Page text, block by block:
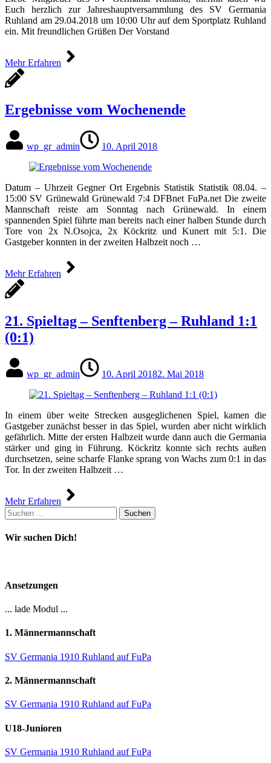
Euch herzlich zur Jahreshauptversammlung des SV Germania
Ruhland am 29.04.2018 um 10:00 Uhr auf dem Sportplatz Ruhland
ein. Mit freundlichen Grüßen Der Vorstand
Mehr Erfahren
Ergebnisse vom Wochenende
wp_gr_admin 10. April 2018
Datum – Uhrzeit Gegner Ort Ergebnis Statistik Statistik 08.04. –
15:00 SV Grünewald Grünewald 7:4 DFBnet FuPa.net Die zweite
Mannschaft reiste am Sonntag nach Grünewald. In einem
spannenden Spiel führte man bereits nach einer halben Stunde durch
Tore von 2x N.Osojca, 2x Köckritz und Kunert mit 5:1. Die
Gastgeber konnten in der zweiten Halbzeit noch …
Mehr Erfahren
21. Spieltag – Senftenberg – Ruhland 1:1
(0:1)
wp_gr_admin 10. April 20182. Mai 2018
In einem über weite Strecken ausgeglichenen Spiel, kamen die
Gastgeber zunächst besser in das Spiel, wurden aber nicht wirklich
gefährlich. Mitte der ersten Halbzeit wurde dann auch die Germania
stärker und ging in Führung. Köckritz konnte sich rechts außen
durchsetzen, seine scharfe Flanke sprang von Wachs zum 0:1 in das
Tor. In der zweiten Halbzeit …
Mehr Erfahren
Suchen
nach:
Wir suchen Dich!
Ansetzungen
... lade Modul ...
1. Männermannschaft
SV Germania 1910 Ruhland auf FuPa
2. Männermannschaft
SV Germania 1910 Ruhland auf FuPa
U18-Junioren
SV Germania 1910 Ruhland auf FuPa